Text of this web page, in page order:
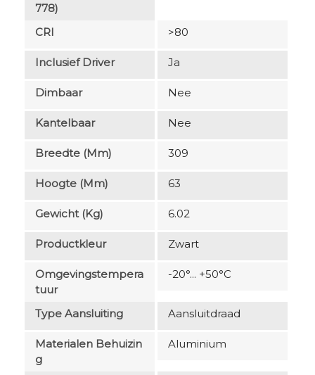
778)
CRI >80
Inclusief Driver Ja
Dimbaar Nee
Kantelbaar Nee
Breedte (mm) 309
Hoogte (mm) 63
Gewicht (kg) 6.02
Productkleur Zwart
Omgevingstempera
Tuur
-20°... +50°C
Type Aansluiting Aansluitdraad
Materialen Behuizin
G
Aluminium